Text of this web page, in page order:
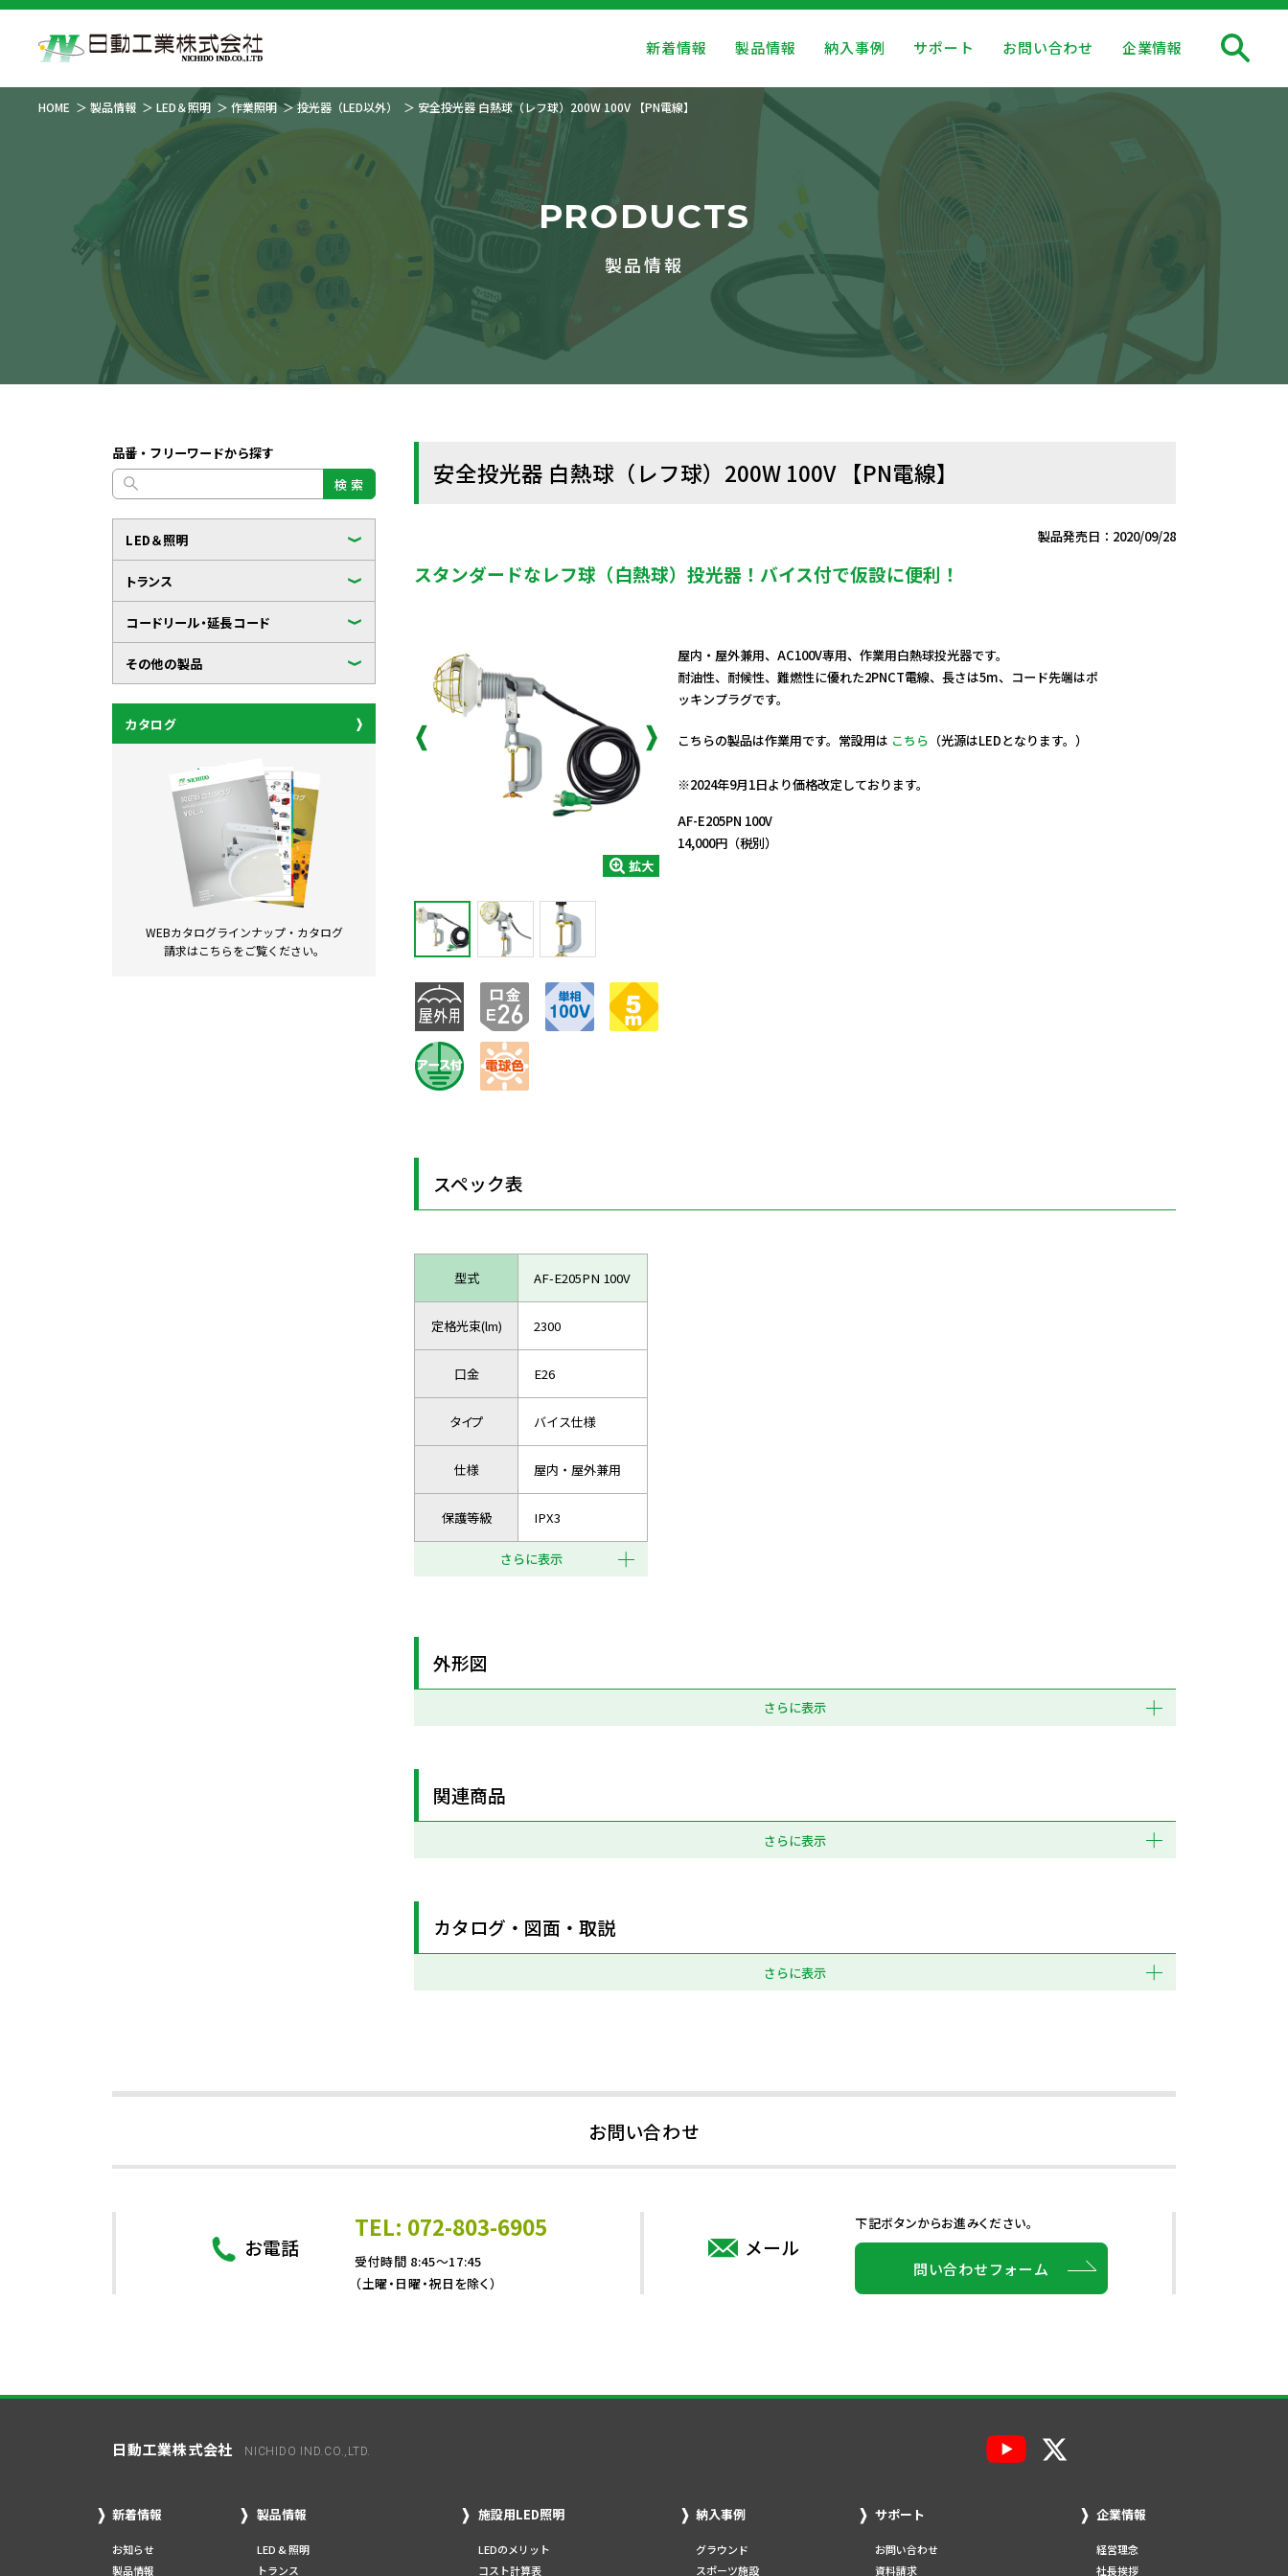
新着情報 製品情報 納入事例 サポート お問い合わせ 企業情報
HOME 製品情報 LED＆照明 作業照明 投光器（LED以外） 安全投光器 白熱球（レフ球）200W 100V 【PN電線】
PRODUCTS
製品情報
品番・フリーワードから探す
検 索
LED＆照明
トランス
コードリール・延長コード
その他の製品
カタログ
WEBカタログラインナップ・ カタログ
請求はこちらをご覧ください。
安全投光器 白熱球（レフ球）200W 100V 【PN電線】
製品発売日：2020/09/28
スタンダードなレフ球（白熱球）投光器！バイス付で仮設に便利！
拡大
屋内・屋外兼用、AC100V専用、作業用白熱球投光器です。
耐油性、耐候性、難燃性に優れた2PNCT電線、長さは5m、コード先端はポ
ッキンプラグです。
こちらの製品は作業用です。常設用は こちら （光源はLEDとなります。）
※2024年9月1日より価格改定しております。
AF-E205PN 100V
14,000円（税別）
スペック表
型式 AF-E205PN 100V
定格光束(lm) 2300
口金 E26
タイプ バイス仕様
仕様 屋内・屋外兼用
保護等級 IPX3
さらに表示
外形図
さらに表示
関連商品
さらに表示
カタログ・図面・取説
さらに表示
お問い合わせ
お電話
TEL: 072-803-6905
受付時間 8:45～17:45
（土曜・日曜・祝日を除く）
メール
下記ボタンからお進みください。
問い合わせフォーム
日動工業株式会社 NICHIDO IND.CO.,LTD.
新着情報
お知らせ
製品情報
製品情報
LED & 照明
トランス
施設用LED照明
LEDのメリット
コスト計算表
納入事例
グラウンド
スポーツ施設
サポート
お問い合わせ
資料請求
企業情報
経営理念
社長挨拶